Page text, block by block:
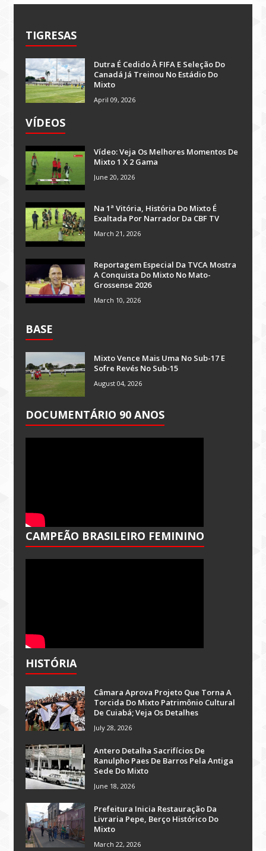
TIGRESAS
Dutra É Cedido À FIFA E Seleção Do
Canadá Já Treinou No Estádio Do
Mixto
April 09, 2026
VÍDEOS
Vídeo: Veja Os Melhores Momentos De
Mixto 1 X 2 Gama
June 20, 2026
Na 1ª Vitória, História Do Mixto É
Exaltada Por Narrador Da CBF TV
March 21, 2026
Reportagem Especial Da TVCA Mostra
A Conquista Do Mixto No Mato-
Grossense 2026
March 10, 2026
BASE
Mixto Vence Mais Uma No Sub-17 E
Sofre Revés No Sub-15
August 04, 2026
DOCUMENTÁRIO 90 ANOS
CAMPEÃO BRASILEIRO FEMININO
HISTÓRIA
Câmara Aprova Projeto Que Torna A
Torcida Do Mixto Patrimônio Cultural
De Cuiabá; Veja Os Detalhes
July 28, 2026
Antero Detalha Sacrifícios De
Ranulpho Paes De Barros Pela Antiga
Sede Do Mixto
June 18, 2026
Prefeitura Inicia Restauração Da
Livraria Pepe, Berço Histórico Do
Mixto
March 22, 2026